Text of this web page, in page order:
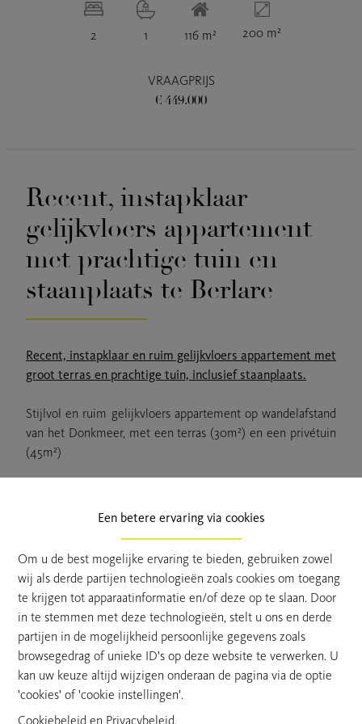
Een betere ervaring via cookies
Om u de best mogelijke ervaring te bieden, gebruiken zowel
wij als derde partijen technologieën zoals cookies om toegang
te krijgen tot apparaatinformatie en/of deze op te slaan. Door
in te stemmen met deze technologieën, stelt u ons en derde
partijen in de mogelijkheid persoonlijke gegevens zoals
browsegedrag of unieke ID's op deze website te verwerken. U
kan uw keuze altijd wijzigen onderaan de pagina via de optie
'cookies' of 'cookie instellingen'.
Cookiebeleid en Privacybeleid.
2 1 116 m² 200 m²
VRAAGPRIJS
€ 449.000
Recent, instapklaar
gelijkvloers appartement
met prachtige tuin en
staanplaats te Berlare
Recent, instapklaar en ruim gelijkvloers appartement met
groot terras en prachtige tuin, inclusief staanplaats.
Stijlvol en ruim gelijkvloers appartement op wandelafstand
van het Donkmeer, met een terras (30m²) en een privétuin
(45m²)
Via de inkomhal betreedt u het appartement, waar zich een
apart gastentoilet bevindt en voldoende ruimte is voorzien
tot de ruime en lichtrijke leefruimte, met voldoende plaats
voor zowel een gezellige zithoek als een eetruimte. De
grote raampartijen zorgen voor een aangename natuurlijke
lichtinval en een mooi zicht op de tuin. De open, kwalitatief
afgewerkte keuken is volledig uitgerust met alle
hedendaagse toestellen. Aansluitend bevindt zich een
praktische berging, waar naast extra opbergruimte ook
plaats is voorzien voor een wasmachine en droogkast.